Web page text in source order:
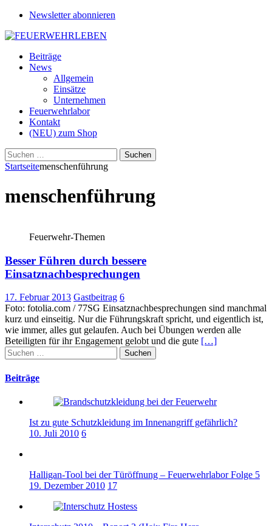
Newsletter abonnieren
Beiträge
News
Allgemein
Einsätze
Unternehmen
Feuerwehrlabor
Kontakt
(NEU) zum Shop
Suchen
nach:
Startseitemenschenführung
menschenführung
Feuerwehr-Themen
Besser Führen durch bessere
Einsatznachbesprechungen
17. Februar 2013 Gastbeitrag 6
Foto: fotolia.com / 77SG Einsatznachbesprechungen sind manchmal
kurz und einseitig. Nur die Führungskraft spricht, und eigentlich ist,
wie immer, alles gut gelaufen. Auch bei Übungen werden alle
Beteiligten für ihr Engagement gelobt und die gute […]
Suchen
nach:
Beiträge
Ist zu gute Schutzkleidung im Innenangriff gefährlich?
10. Juli 2010 6
Halligan-Tool bei der Türöffnung – Feuerwehrlabor Folge 5
19. Dezember 2010 17